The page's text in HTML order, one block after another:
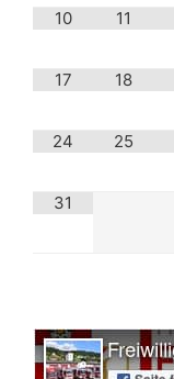
10 11
17 18
24 25
31